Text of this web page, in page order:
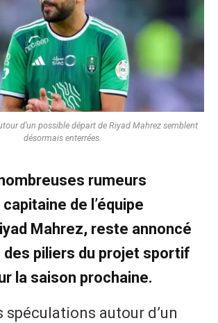
d’un possible départ de Riyad Mahrez semblent
désormais enterrées.
rumeurs
de l’équipe
Mahrez, reste annoncé
des piliers du projet sportif
la saison prochaine.
spéculations autour d’un